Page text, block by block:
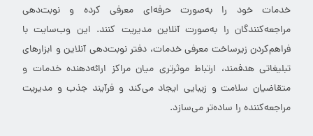
خدمات خود را به‌صورت حرفه‌ای معرفی کرده و نوبت‌دهی
مراجعه‌کنندگان را به‌صورت آنلاین مدیریت کنند. این وب‌سایت با
فراهم‌کردن زیرساخت معرفی خدمات، دفتر نوبت‌دهی آنلاین و ابزارهای
تبلیغاتی هدفمند، ارتباط موثرتری میان مراکز ارائه‌دهنده خدمات و
متقاضیان سلامت و زیبایی ایجاد می‌کند و فرآیند جذب و مدیریت
مراجعه‌کننده را ساده‌تر می‌سازد.